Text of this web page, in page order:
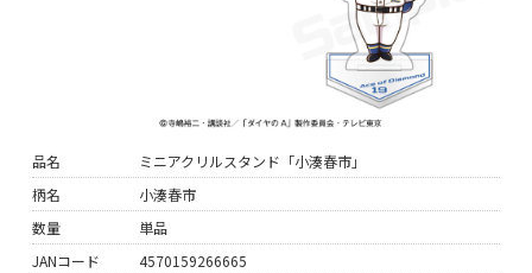
品名
ミニアクリルスタンド「小湊春市」
柄名
小湊春市
数量
単品
JANコード
4570159266665